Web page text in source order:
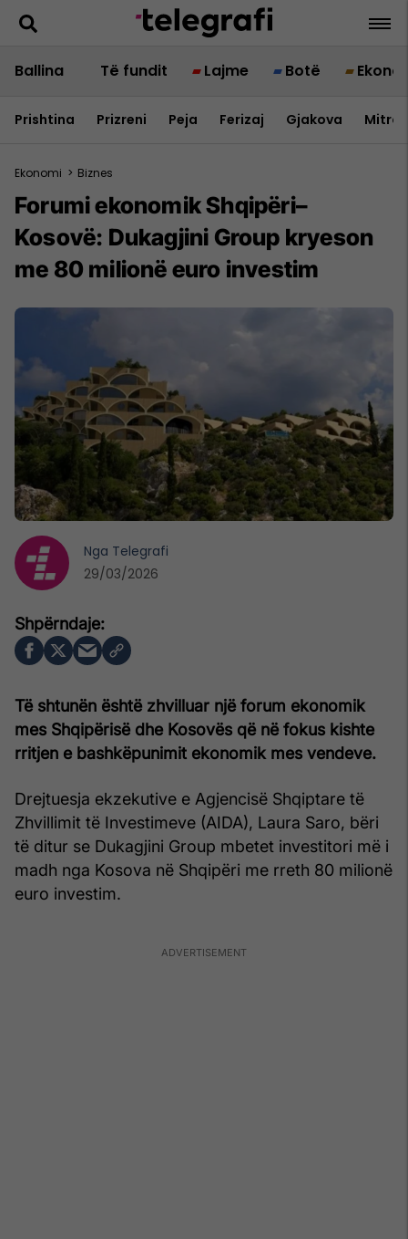
Ballina Të fundit Lajme Botë
Prishtina Prizreni Peja Ferizaj Gjakova
Ekonomi > Biznes
Forumi ekonomik Shqipëri–
Kosovë: Dukagjini Group kryeson
me 80 milionë euro investim
Të shtunën është zhvilluar një forum ekonomik
mes Shqipërisë dhe Kosovës që në fokus kishte
rritjen e bashkëpunimit ekonomik mes vendeve.
Drejtuesja ekzekutive e Agjencisë Shqiptare të
Zhvillimit të Investimeve (AIDA), Laura Saro, bëri
të ditur se Dukagjini Group mbetet investitori më i
madh nga Kosova në Shqipëri me rreth 80 milionë
euro investim.
Nga Telegrafi
29/03/2026